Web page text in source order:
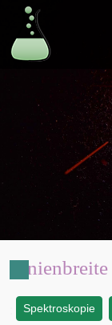
Linienbreite
Spektroskopie